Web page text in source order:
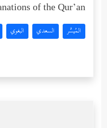
of the Qur’an:
المُيسَّر السعدي البغوي